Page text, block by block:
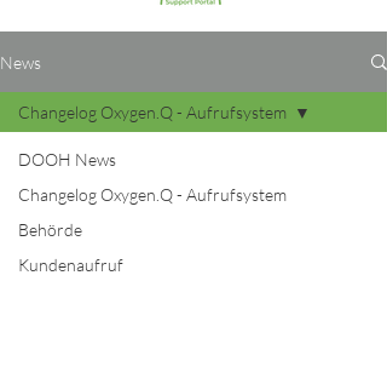
News
DOOH News
Changelog Oxygen.Q - Aufrufsystem
Behörde
Kundenaufruf
Changelog Oxygen.Q - Aufrufsystem